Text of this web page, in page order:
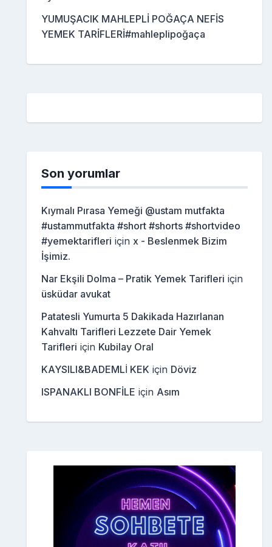
YUMUŞACIK MAHLEPLİ POĞAÇA NEFİS
YEMEK TARİFLERİ#mahleplipoğaça
Son yorumlar
Kıymalı Pırasa Yemeği @ustam mutfakta
#ustammutfakta #short #shorts #shortvideo
#yemektarifleri için x - Beslenmek Bizim
İşimiz.
Nar Ekşili Dolma – Pratik Yemek Tarifleri için
üsküdar avukat
Patatesli Yumurta 5 Dakikada Hazırlanan
Kahvaltı Tarifleri Lezzete Dair Yemek
Tarifleri için Kubilay Oral
KAYSILI&BADEMLİ KEK için Döviz
ISPANAKLI BONFİLE için Asım